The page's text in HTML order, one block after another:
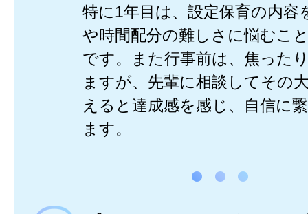
特に1年目は、設定保育の内容
や時間配分の難しさに悩むこ
です。また行事前は、焦った
ますが、先輩に相談してその
えると達成感を感じ、自信に
ます。